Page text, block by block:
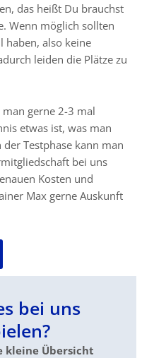
das heißt Du brauchst
Wenn möglich sollten
haben, also keine
leiden die Plätze zu
gerne 2-3 mal
etwas ist, was man
Testphase kann man
bei uns
Kosten und
Max gerne Auskunft
bei uns
kleine Übersicht